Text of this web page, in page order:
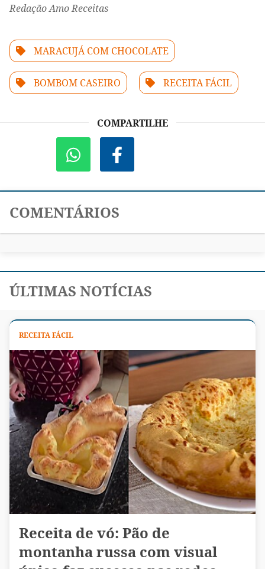
Redação Amo Receitas
MARACUJÁ COM CHOCOLATE
BOMBOM CASEIRO RECEITA FÁCIL
COMPARTILHE
COMENTÁRIOS
ÚLTIMAS NOTÍCIAS
RECEITA FÁCIL
Receita de vó: Pão de
montanha russa com visual